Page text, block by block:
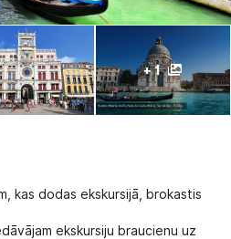
+ 1
kas dodas ekskursijā, brokastis
ekskursiju braucienu uz